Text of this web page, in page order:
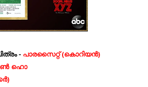
- പാരസൈറ്റ് (കൊറിയന്‍)
ഹൊ